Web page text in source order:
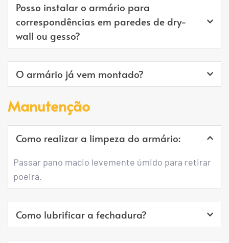
o kit instalação completo (Buchas e Parafusos).
Posso instalar o armário para
correspondências em paredes de dry-
wall ou gesso?
Recomendamos a instalação apenas em paredes
estruturais. Prestar atenção a possíveis
encanamentos e/ou conduítes que possam
conter na parede.
O armário já vem montado?
Sim. De acordo com o projeto de necessidade
desenvolvido para cada condomínio.
Manutenção
Como realizar a limpeza do armário:
Passar pano macio levemente úmido para retirar
poeira.
Como lubrificar a fechadura?
Utilizar pequena quantidade de grafite em pó